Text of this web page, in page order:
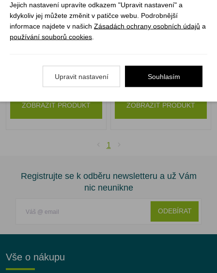
Není skladem
2 699 Kč
ZOBRAZIT PRODUKT
Není skladem
3 690 Kč
ZOBRAZIT PRODUKT
1
Registrujte se k odběru newsletteru a už Vám
nic neunikne
ODEBÍRAT
Vše o nákupu
Jejich nastavení upravíte odkazem "Upravit nastavení" a
kdykoliv jej můžete změnit v patičce webu. Podrobnější
informace najdete v našich Zásadách ochrany osobních údajů a
používání souborů cookies
Upravit nastavení Souhlasím